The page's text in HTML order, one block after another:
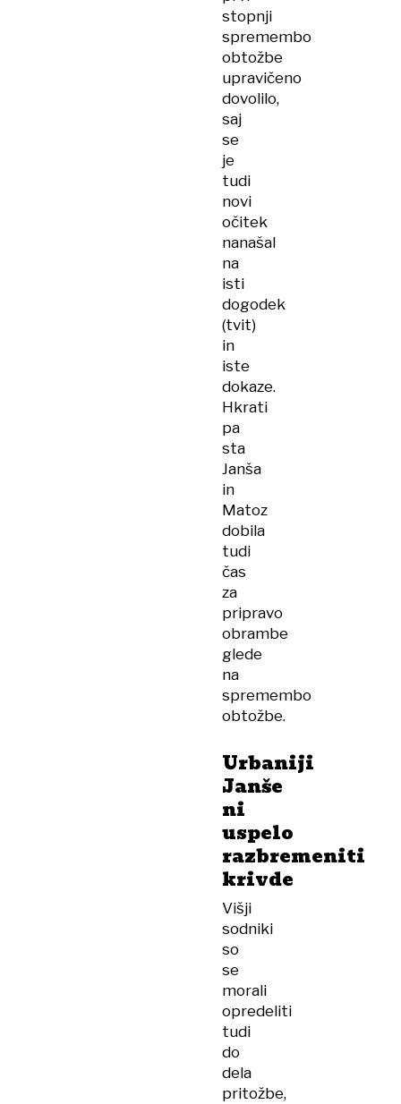
stopnji
spremembo
obtožbe
upravičeno
dovolilo,
saj
se
je
tudi
novi
očitek
nanašal
na
isti
dogodek
(tvit)
in
iste
dokaze.
Hkrati
pa
sta
Janša
in
Matoz
dobila
tudi
čas
za
pripravo
obrambe
glede
na
spremembo
obtožbe.
Urbaniji
Janše
ni
uspelo
razbremeniti
krivde
Višji
sodniki
so
se
morali
opredeliti
tudi
do
dela
pritožbe,